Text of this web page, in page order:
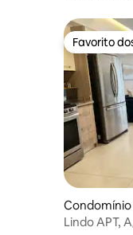
Favorito
Favorito
Condomínio
ngo
Lindo APT,